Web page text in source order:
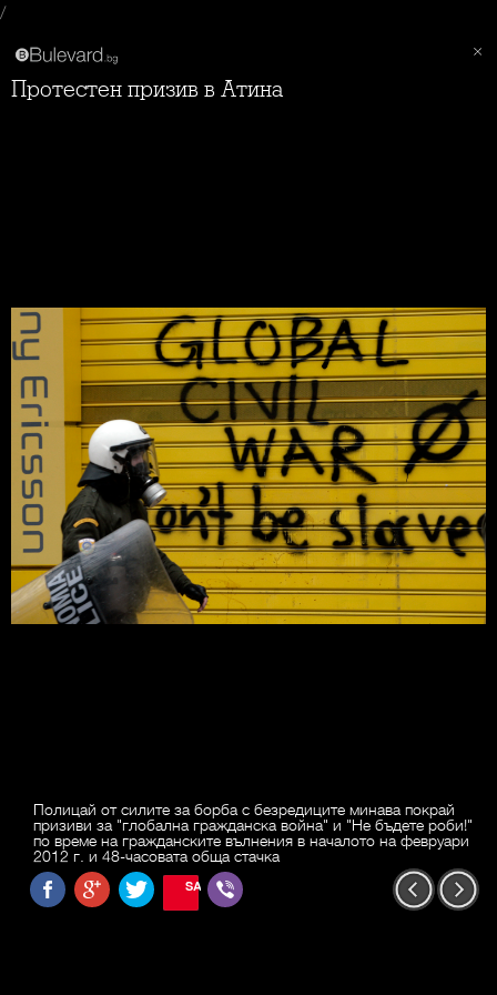
/
Протестен призив в Атина
Полицай от силите за борба с безредиците минава покрай
призиви за "глобална гражданска война" и "Не бъдете роби!"
по време на гражданските вълнения в началото на февруари
2012 г. и 48-часовата обща стачка
SAVE